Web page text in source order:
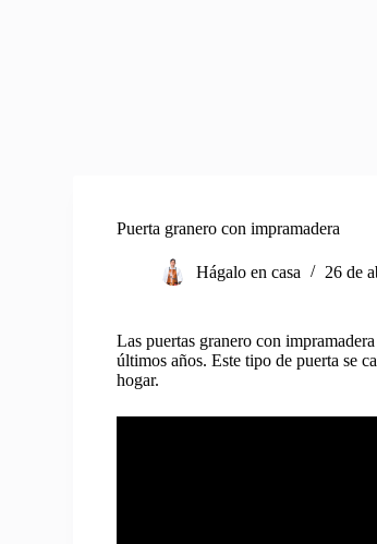
Puerta granero con impramadera
Hágalo en casa 26 de
Las puertas granero con
últimos años. Este tipo de puerta se
hogar.